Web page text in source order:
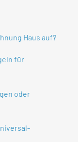
Haus auf?
für
oder